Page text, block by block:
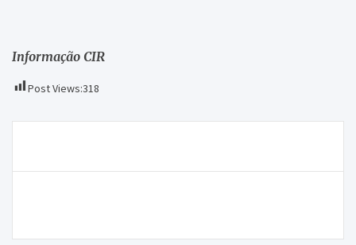
Informação CIR
Post Views:318